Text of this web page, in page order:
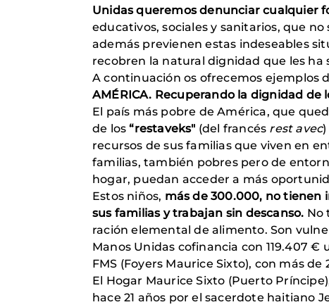
Unidas queremos denunciar cualquier
educativos, sociales y sanitarios, que
además previenen estas indeseables
recobren la natural dignidad que les ha
A continuación os ofrecemos ejemplos
AMÉRICA. Recuperando la dignidad de
El país más pobre de América, que
de los“restaveks" (del francés rest avec)
recursos de sus familias que viven en
familias, también pobres pero de
hogar, puedan acceder a más
Estos niños, más de 300.000, no tienen
sus familias y trabajan sin descanso. No
ración elemental de alimento. Son
Manos Unidas cofinancia con 119.407 €
FMS (Foyers Maurice Sixto), con más
El Hogar Maurice Sixto (Puerto
hace 21 años por el sacerdote haitiano